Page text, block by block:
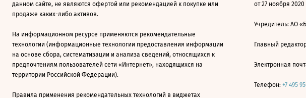
данном сайте, не являются офертой или рекомендацией к покупке или
продаже каких-либо активов.
На информационном ресурсе применяются рекомендательные
технологии (информационные технологии предоставления информации
на основе сбора, систематизации и анализа сведений, относящихся к
предпочтениям пользователей сети «Интернет», находящихся на
территории Российской Федерации).
Правила применения рекомендательных технологий в виджетах
от 27 ноября
Учредитель: АО
Главный
Электронная
Телефон: +7 495